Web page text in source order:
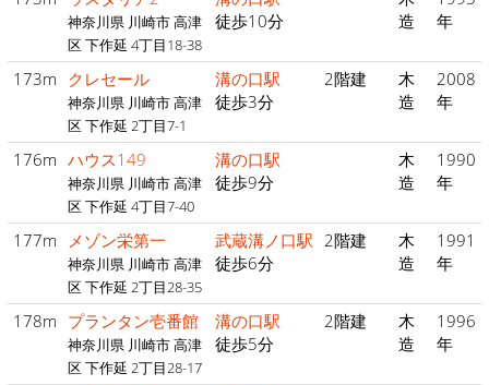
神奈川県 川崎市 高津
区 下作延 4丁目18-38
徒歩10分
造
年
173m クレセール
神奈川県 川崎市 高津
区 下作延 2丁目7-1
溝の口駅
徒歩3分
2階建
木
造
2008
年
176m ハウス149
神奈川県 川崎市 高津
区 下作延 4丁目7-40
溝の口駅
徒歩9分
木
造
1990
年
177m メゾン栄第一
神奈川県 川崎市 高津
区 下作延 2丁目28-35
武蔵溝ノ口駅
徒歩6分
2階建
木
造
1991
年
178m プランタン壱番館
神奈川県 川崎市 高津
区 下作延 2丁目28-17
溝の口駅
徒歩5分
2階建
木
造
1996
年